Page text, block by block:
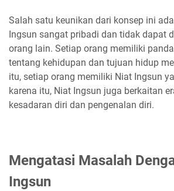
Salah satu keunikan dari konsep ini
Ingsun sangat pribadi dan tidak dapat
orang lain. Setiap orang memiliki
tentang kehidupan dan tujuan hidup
itu, setiap orang memiliki Niat Ingsun
karena itu, Niat Ingsun juga berkaitan
kesadaran diri dan pengenalan diri.
Mengatasi Masalah
Ingsun